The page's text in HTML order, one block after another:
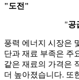
"도전 "
"공
풍력 에너지 시장은
단과 재료 부족은 주
같은 재료의 가격은
더 높아졌습니다. 또